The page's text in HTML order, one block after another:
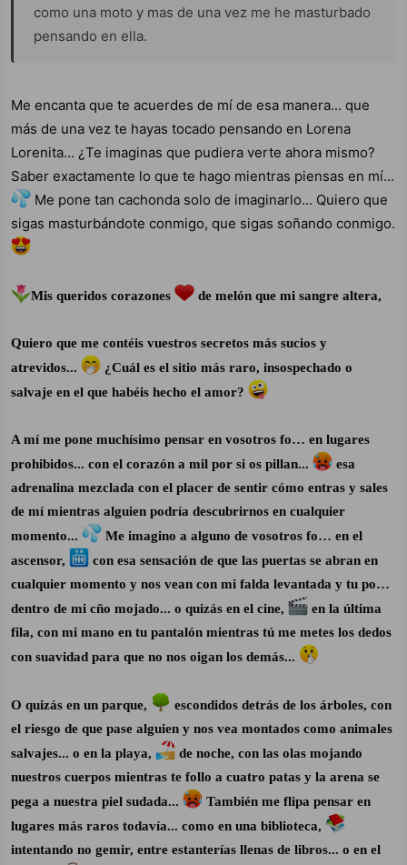
como una moto y mas de una vez me he masturbado
pensando en ella.
Me encanta que te acuerdes de mí de esa manera... que
más de una vez te hayas tocado pensando en Lorena
Lorenita... ¿Te imaginas que pudiera verte ahora mismo?
Saber exactamente lo que te hago mientras piensas en mí...
Me pone tan cachonda solo de imaginarlo... Quiero que
sigas masturbándote conmigo, que sigas soñando conmigo.
Mis queridos corazones de melón que mi sangre altera,
Quiero que me contéis vuestros secretos más sucios y
atrevidos...
¿Cuál es el sitio más raro, insospechado o
salvaje en el que habéis hecho el amor?
A mí me pone muchísimo pensar en vosotros fo… en lugares
prohibidos... con el corazón a mil por si os pillan...
esa
adrenalina mezclada con el placer de sentir cómo entras y sales
de mí mientras alguien podría descubrirnos en cualquier
momento...
Me imagino a alguno de vosotros fo… en el
ascensor,
con esa sensación de que las puertas se abran en
cualquier momento y nos vean con mi falda levantada y tu po…
dentro de mi cño mojado... o quizás en el cine,
en la última
fila, con mi mano en tu pantalón mientras tú me metes los dedos
con suavidad para que no nos oigan los demás...
O quizás en un parque,
escondidos detrás de los árboles, con
el riesgo de que pase alguien y nos vea montados como animales
salvajes... o en la playa,
de noche, con las olas mojando
nuestros cuerpos mientras te follo a cuatro patas y la arena se
pega a nuestra piel sudada...
También me flipa pensar en
lugares más raros todavía... como en una biblioteca,
intentando no gemir, entre estanterías llenas de libros... o en el